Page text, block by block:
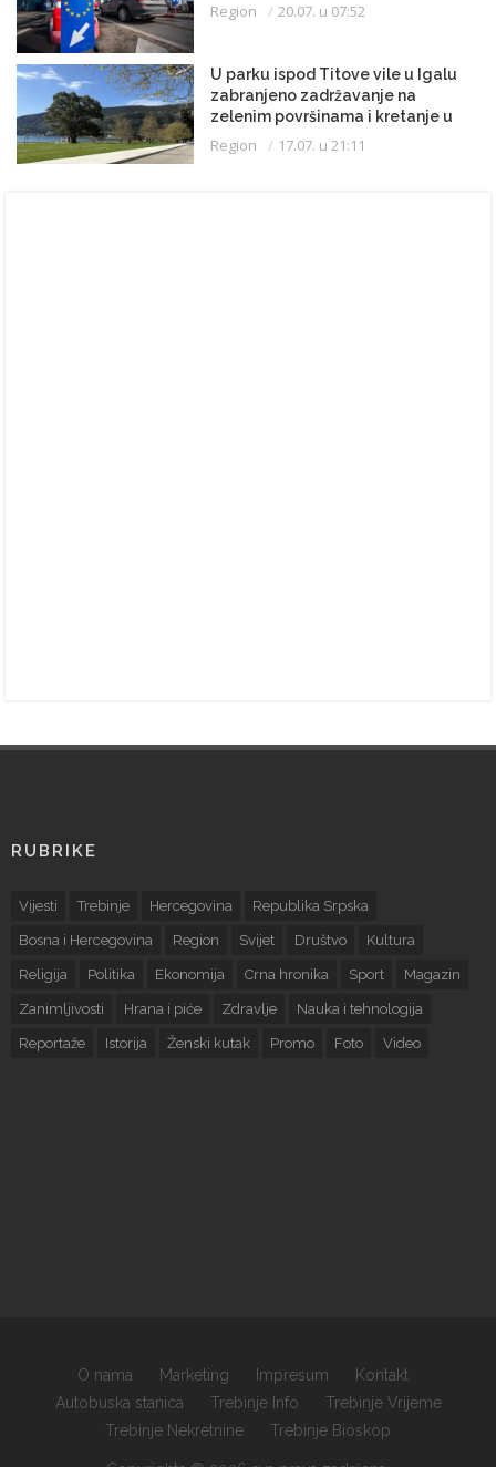
Region 20.07. u 07:52
U parku ispod Titove vile u Igalu
zabranjeno zadržavanje na
zelenim površinama i kretanje u
kupaćem kostimu
Region 17.07. u 21:11
RUBRIKE
Vijesti Trebinje Hercegovina Republika Srpska
Bosna i Hercegovina Region Svijet Društvo Kultura
Religija Politika Ekonomija Crna hronika Sport Magazin
Zanimljivosti Hrana i piće Zdravlje Nauka i tehnologija
Reportaže Istorija Ženski kutak Promo Foto Video
O nama Marketing Impresum
Kontakt
Autobuska stanica
Trebinje Info
Trebinje Vrijeme
Trebinje Nekretnine
Trebinje Bioskop